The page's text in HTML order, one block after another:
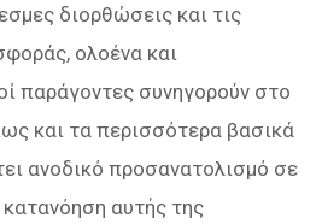
διορθώσεις και τις
ολοένα και
παράγοντες συνηγορούν στο
και τα περισσότερα βασικά
ανοδικό προσανατολισμό σε
αυτής της